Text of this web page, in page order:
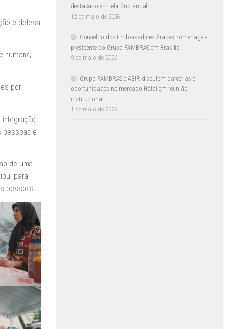
e defesa
humana,
por
integração
pessoas e
de uma
para
pessoas.
destacado em relatório anual
12 de maio de 2026
Conselho dos Embaixadores Árabes homenageia
presidente do Grupo FAMBRAS em Brasília
9 de maio de 2026
Grupo FAMBRAS e ABIR discutem parcerias e
oportunidades no mercado Halal em reunião
institucional
1 de maio de 2026